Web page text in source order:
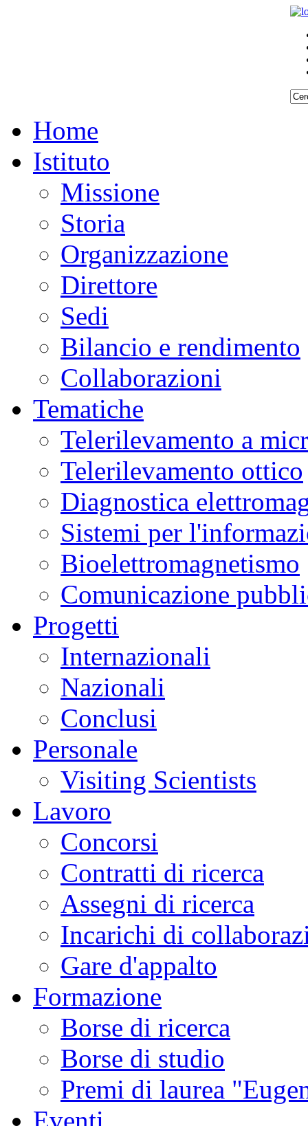
Home
Istituto
Missione
Storia
Organizzazione
Direttore
Sedi
Bilancio e rendimento
Collaborazioni
Tematiche
Telerilevamento a
Telerilevamento ottico
Diagnostica
Sistemi per
Bioelettromagnetismo
Comunicazione
Progetti
Internazionali
Nazionali
Conclusi
Personale
Visiting Scientists
Lavoro
Concorsi
Contratti di ricerca
Assegni di ricerca
Incarichi di
Gare d'appalto
Formazione
Borse di ricerca
Borse di studio
Premi di laurea